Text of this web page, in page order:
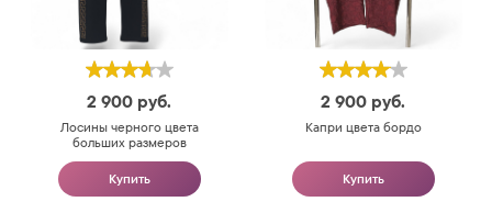
2 900 руб.
Лосины черного цвета
больших размеров
Купить
2 900 руб.
Капри цвета бордо
Купить